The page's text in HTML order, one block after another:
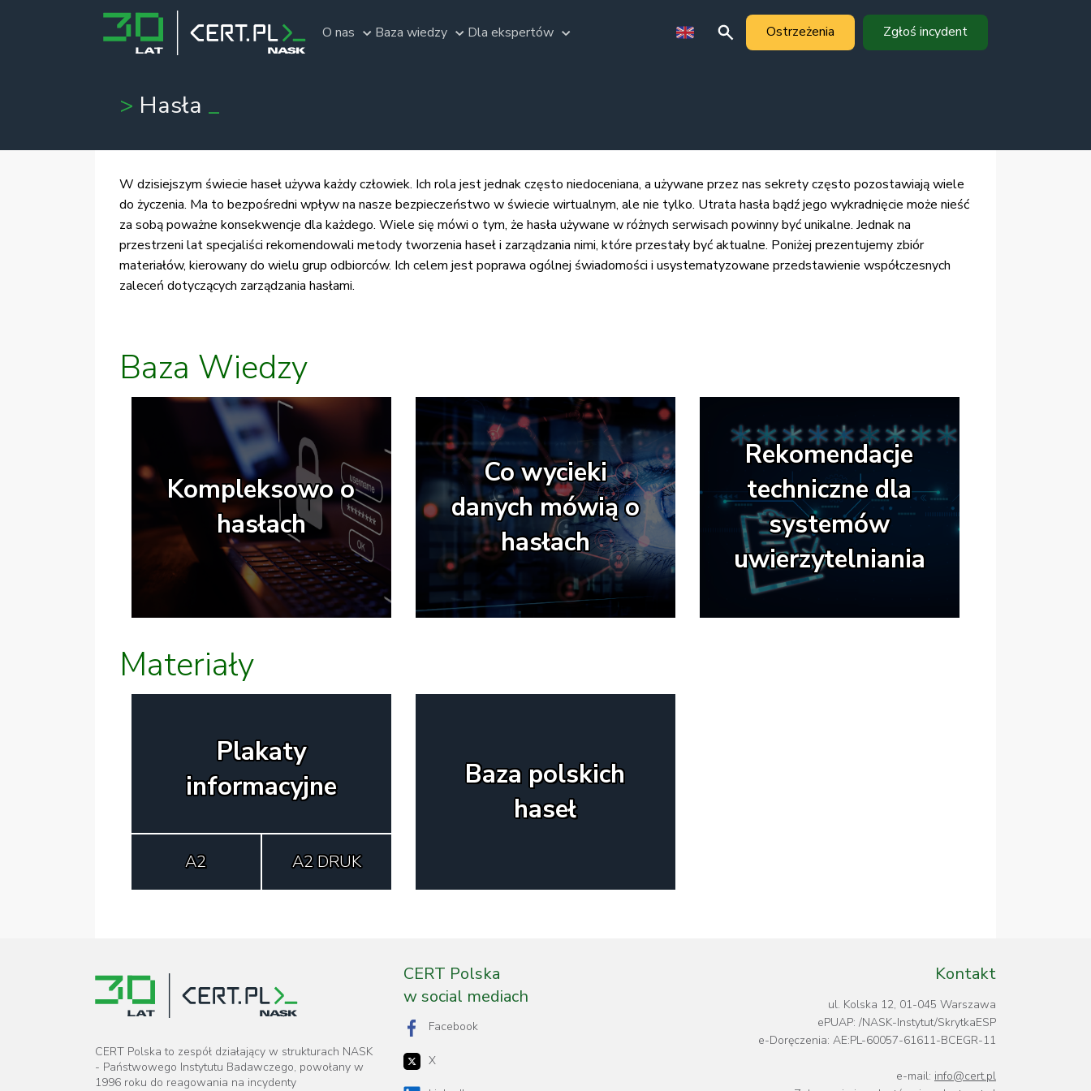
O nas Baza wiedzy Dla ekspertów Ostrzeżenia Zgłoś incydent
Hasła
W dzisiejszym świecie haseł używa każdy człowiek. Ich rola jest jednak często niedoceniana, a używane przez nas sekrety często pozostawiają wiele
do życzenia. Ma to bezpośredni wpływ na nasze bezpieczeństwo w świecie wirtualnym, ale nie tylko. Utrata hasła bądź jego wykradnięcie może nieść
za sobą poważne konsekwencje dla każdego. Wiele się mówi o tym, że hasła używane w różnych serwisach powinny być unikalne. Jednak na
przestrzeni lat specjaliści rekomendowali metody tworzenia haseł i zarządzania nimi, które przestały być aktualne. Poniżej prezentujemy zbiór
materiałów, kierowany do wielu grup odbiorców. Ich celem jest poprawa ogólnej świadomości i usystematyzowane przedstawienie współczesnych
zaleceń dotyczących zarządzania hasłami.
Baza Wiedzy
Kompleksowo o
hasłach
Co wycieki
danych mówią o
hasłach
Rekomendacje
techniczne dla
systemów
uwierzytelniania
Materiały
Plakaty
informacyjne
A2 A2 DRUK
Baza polskich
haseł
CERT Polska to zespół działający w strukturach NASK
- Państwowego Instytutu Badawczego, powołany w
1996 roku do reagowania na incydenty
CERT Polska
w social mediach
Facebook
X
Kontakt
ul. Kolska 12, 01-045 Warszawa
ePUAP: /NASK-Instytut/SkrytkaESP
e-Doręczenia: AE:PL-60057-61611-BCEGR-11
e-mail: info@cert.pl